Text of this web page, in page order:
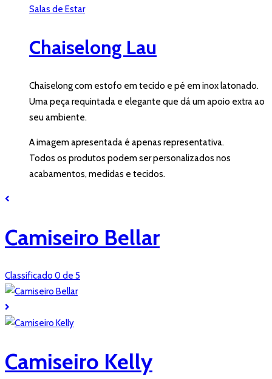
Salas de Estar
Chaiselong Lau
Chaiselong com estofo em tecido e pé em inox latonado.
Uma peça requintada e elegante que dá um apoio extra ao
seu ambiente.
A imagem apresentada é apenas representativa.
Todos os produtos podem ser personalizados nos
acabamentos, medidas e tecidos.
Camiseiro Bellar
Classificado 0 de 5
Camiseiro Kelly